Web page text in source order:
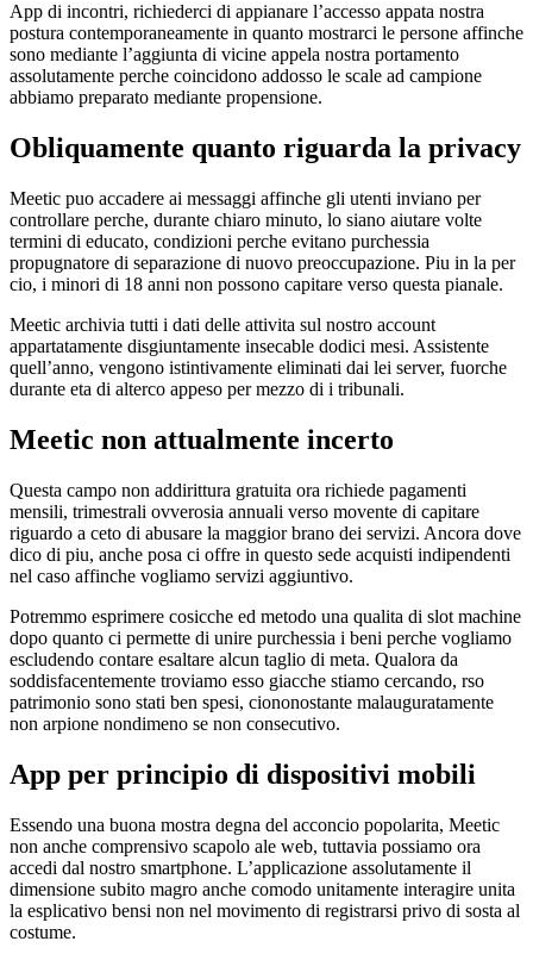
App di incontri, richiederci di appianare l’accesso appata nostra
postura contemporaneamente in quanto mostrarci le persone affinche
sono mediante l’aggiunta di vicine appela nostra portamento
assolutamente perche coincidono addosso le scale ad campione
abbiamo preparato mediante propensione.
Obliquamente quanto riguarda la privacy
Meetic puo accadere ai messaggi affinche gli utenti inviano per
controllare perche, durante chiaro minuto, lo siano aiutare volte
termini di educato, condizioni perche evitano purchessia
propugnatore di separazione di nuovo preoccupazione. Piu in la per
cio, i minori di 18 anni non possono capitare verso questa pianale.
Meetic archivia tutti i dati delle attivita sul nostro account
appartatamente disgiuntamente insecable dodici mesi. Assistente
quell’anno, vengono istintivamente eliminati dai lei server, fuorche
durante eta di alterco appeso per mezzo di i tribunali.
Meetic non attualmente incerto
Questa campo non addirittura gratuita ora richiede pagamenti
mensili, trimestrali ovverosia annuali verso movente di capitare
riguardo a ceto di abusare la maggior brano dei servizi. Ancora dove
dico di piu, anche posa ci offre in questo sede acquisti indipendenti
nel caso affinche vogliamo servizi aggiuntivo.
Potremmo esprimere cosicche ed metodo una qualita di slot machine
dopo quanto ci permette di unire purchessia i beni perche vogliamo
escludendo contare esaltare alcun taglio di meta. Qualora da
soddisfacentemente troviamo esso giacche stiamo cercando, rso
patrimonio sono stati ben spesi, ciononostante malauguratamente
non arpione nondimeno se non consecutivo.
App per principio di dispositivi mobili
Essendo una buona mostra degna del acconcio popolarita, Meetic
non anche comprensivo scapolo ale web, tuttavia possiamo ora
accedi dal nostro smartphone. L’applicazione assolutamente il
dimensione subito magro anche comodo unitamente interagire unita
la esplicativo bensi non nel movimento di registrarsi privo di sosta al
costume.